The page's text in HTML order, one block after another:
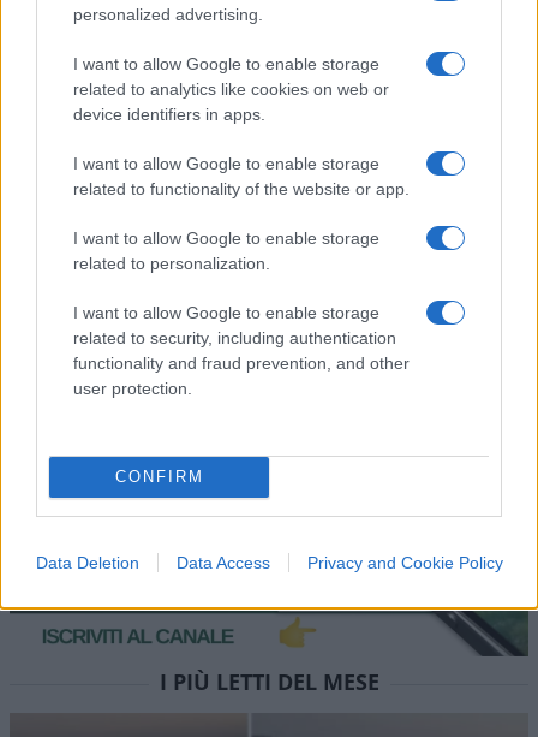
personalized advertising.
I want to allow Google to enable storage
related to analytics like cookies on web or
device identifiers in apps.
I want to allow Google to enable storage
related to functionality of the website or app.
I want to allow Google to enable storage
related to personalization.
I want to allow Google to enable storage
related to security, including authentication
functionality and fraud prevention, and other
user protection.
CONFIRM
Data Deletion Data Access Privacy and Cookie Policy
Vignetta del 07/08/2026
Vai all'archivio delle vignette
I PIÙ LETTI DEL MESE